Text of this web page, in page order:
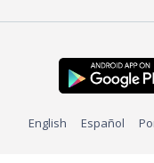
English Español